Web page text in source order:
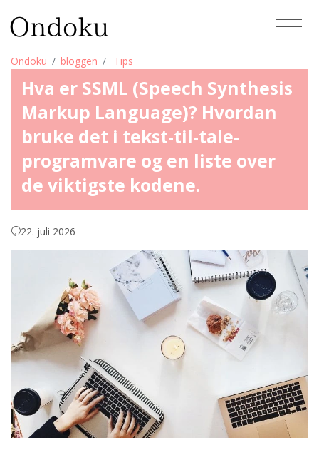
Ondoku bloggen Tips
Hva er SSML (Speech Synthesis
Markup Language)? Hvordan
bruke det i tekst-til-tale-
programvare og en liste over
de viktigste kodene.
22. juli 2026